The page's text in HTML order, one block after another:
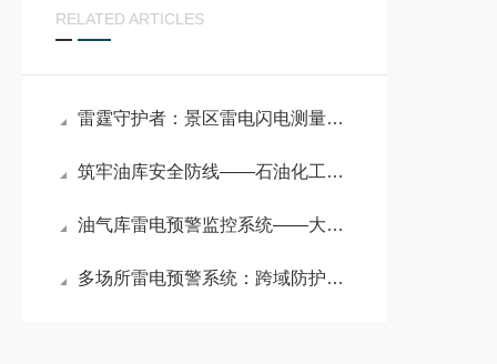
RELATED ARTICLES
雷霆守护者：景区雷电闪电测量系统筑牢安全防线
筑牢油库安全防线——石油化工雷电预警系统守护危化领域平安
油气库雷电预警监控系统——大型油气储存基地雷电预警系统：筑牢安全防线
多场所雷电预警系统：跨域防护的智能安全屏障